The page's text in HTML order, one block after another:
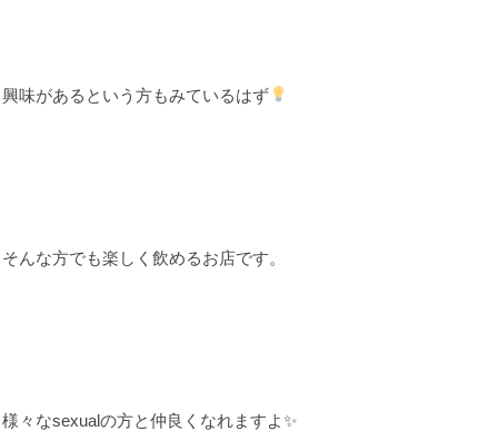
興味があるという方もみているはず
そんな方でも楽しく飲めるお店です。
様々なsexualの方と仲良くなれますよ✨